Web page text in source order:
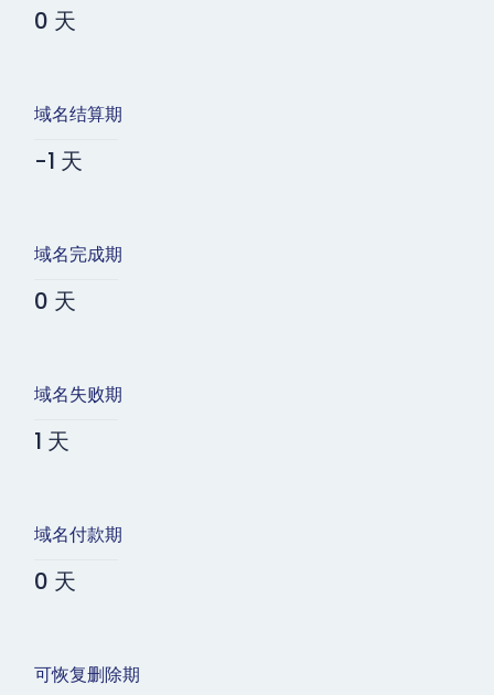
0 天
域名结算期
-1 天
域名完成期
0 天
域名失败期
1 天
域名付款期
0 天
可恢复删除期